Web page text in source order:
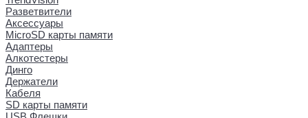
Разветвители
Аксессуары
MicroSD карты памяти
Адаптеры
Алкотестеры
Динго
Держатели
Кабеля
SD карты памяти